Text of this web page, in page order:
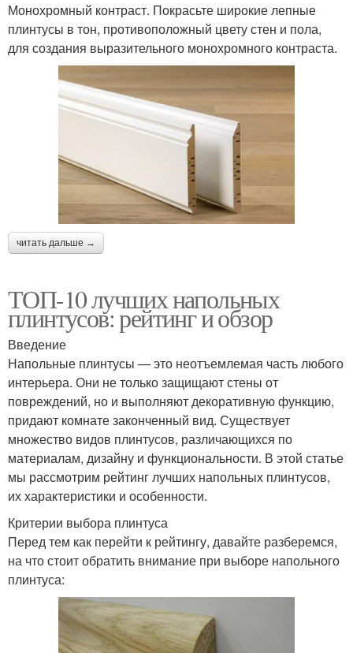
Монохромный контраст. Покрасьте широкие лепные
плинтусы в тон, противоположный цвету стен и пола,
для создания выразительного монохромного контраста.
читать дальше →
ТОП-10 лучших напольных
плинтусов: рейтинг и обзор
Введение
Напольные плинтусы — это неотъемлемая часть любого
интерьера. Они не только защищают стены от
повреждений, но и выполняют декоративную функцию,
придают комнате законченный вид. Существует
множество видов плинтусов, различающихся по
материалам, дизайну и функциональности. В этой статье
мы рассмотрим рейтинг лучших напольных плинтусов,
их характеристики и особенности.
Критерии выбора плинтуса
Перед тем как перейти к рейтингу, давайте разберемся,
на что стоит обратить внимание при выборе напольного
плинтуса: